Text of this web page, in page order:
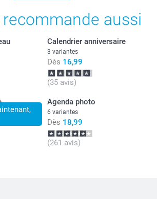
recommande aussi
Calendrier anniversaire
3 variantes
Dès 16,99
(35 avis)
Agenda photo
6 variantes
Dès 18,99
(261 avis)